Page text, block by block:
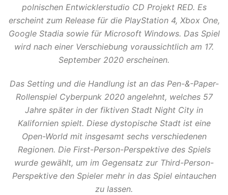
polnischen Entwicklerstudio CD Projekt RED. Es
erscheint zum Release für die PlayStation 4, Xbox One,
Google Stadia sowie für Microsoft Windows. Das Spiel
wird nach einer Verschiebung voraussichtlich am 17.
September 2020 erscheinen.
Das Setting und die Handlung ist an das Pen-&-Paper-
Rollenspiel Cyberpunk 2020 angelehnt, welches 57
Jahre später in der fiktiven Stadt Night City in
Kalifornien spielt. Diese dystopische Stadt ist eine
Open-World mit insgesamt sechs verschiedenen
Regionen. Die First-Person-Perspektive des Spiels
wurde gewählt, um im Gegensatz zur Third-Person-
Perspektive den Spieler mehr in das Spiel eintauchen
zu lassen.